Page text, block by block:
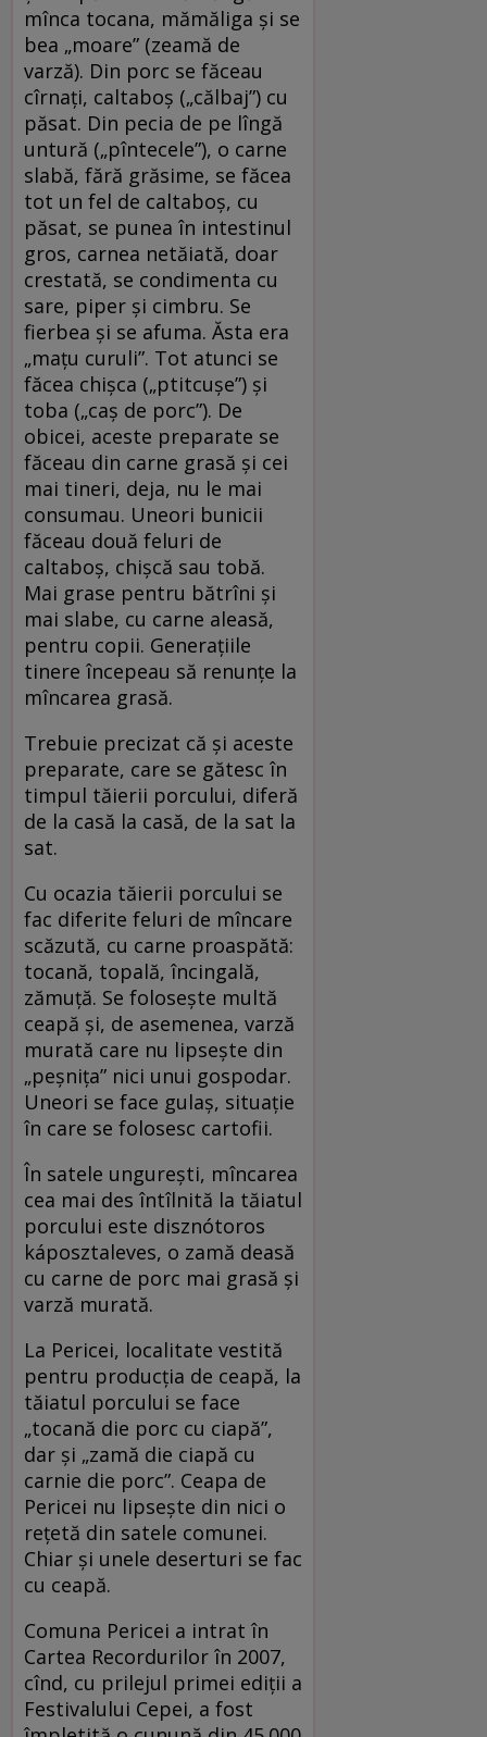
mînca tocana, mămăliga și se
bea „moare” (zeamă de
varză). Din porc se făceau
cîrnați, caltaboș („călbaj”) cu
păsat. Din pecia de pe lîngă
untură („pîntecele”), o carne
slabă, fără grăsime, se făcea
tot un fel de caltaboș, cu
păsat, se punea în intestinul
gros, carnea netăiată, doar
crestată, se condimenta cu
sare, piper și cimbru. Se
fierbea și se afuma. Ăsta era
„mațu curuli”. Tot atunci se
făcea chișca („ptitcușe”) și
toba („caș de porc”). De
obicei, aceste preparate se
făceau din carne grasă și cei
mai tineri, deja, nu le mai
consumau. Uneori bunicii
făceau două feluri de
caltaboș, chișcă sau tobă.
Mai grase pentru bătrîni și
mai slabe, cu carne aleasă,
pentru copii. Generațiile
tinere începeau să renunțe la
mîncarea grasă.
Trebuie precizat că și aceste
preparate, care se gătesc în
timpul tăierii porcului, diferă
de la casă la casă, de la sat la
sat.
Cu ocazia tăierii porcului se
fac diferite feluri de mîncare
scăzută, cu carne proaspătă:
tocană, topală, încingală,
zămuță. Se folosește multă
ceapă și, de asemenea, varză
murată care nu lipsește din
„peșnița” nici unui gospodar.
Uneori se face gulaș, situație
în care se folosesc cartofii.
În satele ungurești, mîncarea
cea mai des întîlnită la tăiatul
porcului este disznótoros
káposztaleves, o zamă deasă
cu carne de porc mai grasă și
varză murată.
La Pericei, localitate vestită
pentru producția de ceapă, la
tăiatul porcului se face
„tocană die porc cu ciapă”,
dar și „zamă die ciapă cu
carnie die porc”. Ceapa de
Pericei nu lipsește din nici o
rețetă din satele comunei.
Chiar și unele deserturi se fac
cu ceapă.
Comuna Pericei a intrat în
Cartea Recordurilor în 2007,
cînd, cu prilejul primei ediții a
Festivalului Cepei, a fost